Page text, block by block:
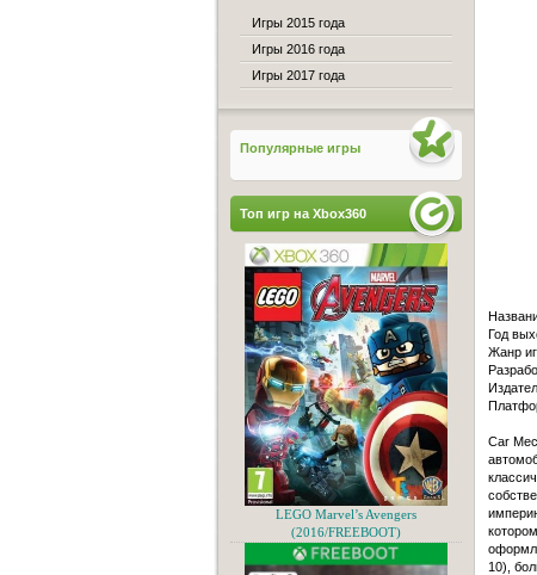
Год
Жанр
Car
10),
Игры 2015 года
Игры 2016 года
Игры 2017 года
Популярные игры
Топ игр на Xbox360
LEGO Marvel’s Avengers
(2016/FREEBOOT)